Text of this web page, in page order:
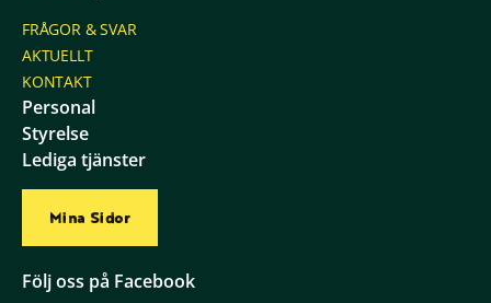
FRÅGOR & SVAR
AKTUELLT
KONTAKT
Personal
Styrelse
Lediga tjänster
Mina Sidor
Följ oss på Facebook